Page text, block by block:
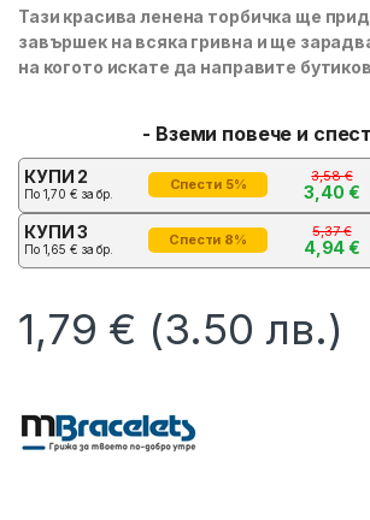
Тази красива ленена торбичка ще
завършек на всяка гривна и ще
на когото искате да направите
- Вземи повече и
КУПИ 2
По 1,70 € за бр.
Спести 5% 3,58€
3,40 €
КУПИ 3
По 1,65 € за бр.
Спести 8% 5,37€
4,94€
1,79 € (3.50 лв.)